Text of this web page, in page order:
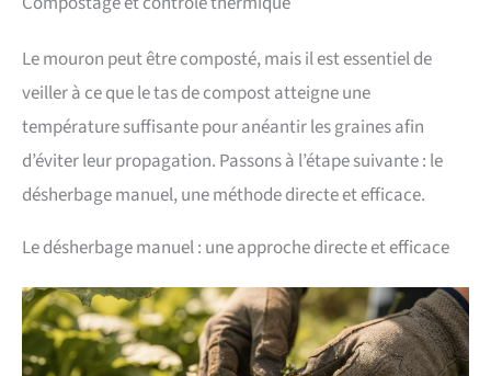
Le mouron peut être composté, mais il est essentiel de
veiller à ce que le tas de compost atteigne une
température suffisante pour anéantir les graines afin
d’éviter leur propagation. Passons à l’étape suivante : le
désherbage manuel, une méthode directe et efficace.
Le désherbage manuel : une approche directe et efficace